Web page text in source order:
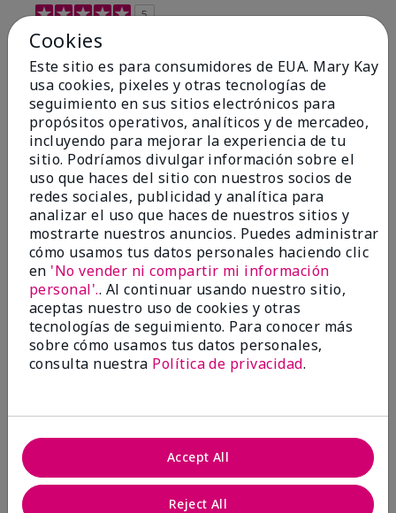
5
Excellent
EnviadoHace 4 meses
Coverly
deColumbia Missouri
Evaluado en
marykay.com/en-us/
Comentarios sobre Mary Kay® CC Cream
Sunscreen Broad Spectrum SPF 15*
I have been wearing the cc cream for 8 years now. I
absolutely love it. Its not cakey it's not heavy and it
blends effortlessly. I get compliments all the time.
10/10 I definitely recommend.
Mostrar Traducción
Walking in victory
Sí, recomendaría a un amigo
¿Le ha resultado útil esta
Cookies
Este sitio es para consumidores de EUA. Mary Kay
usa cookies, pixeles y otras tecnologías de
seguimiento en sus sitios electrónicos para
propósitos operativos, analíticos y de mercadeo,
incluyendo para mejorar la experiencia de tu
sitio. Podríamos divulgar información sobre el
uso que haces del sitio con nuestros socios de
redes sociales, publicidad y analítica para
analizar el uso que haces de nuestros sitios y
mostrarte nuestros anuncios. Puedes administrar
cómo usamos tus datos personales haciendo clic
en 'No vender ni compartir mi información
personal'.. Al continuar usando nuestro sitio,
aceptas nuestro uso de cookies y otras
tecnologías de seguimiento. Para conocer más
sobre cómo usamos tus datos personales,
consulta nuestra Política de privacidad.
Reject All
Accept All